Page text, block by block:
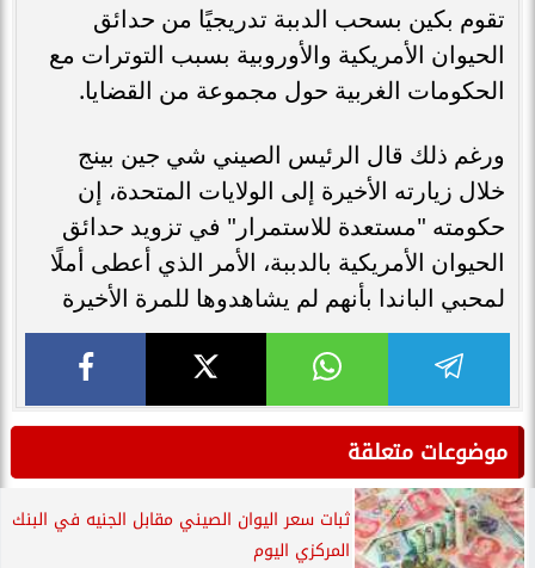
تقوم بكين بسحب الدببة تدريجيًا من حدائق
الحيوان الأمريكية والأوروبية بسبب التوترات مع
الحكومات الغربية حول مجموعة من القضايا.
ورغم ذلك قال الرئيس الصيني شي جين بينج
خلال زيارته الأخيرة إلى الولايات المتحدة، إن
حكومته "مستعدة للاستمرار" في تزويد حدائق
الحيوان الأمريكية بالدببة، الأمر الذي أعطى أملًا
لمحبي الباندا بأنهم لم يشاهدوها للمرة الأخيرة
موضوعات متعلقة
ثبات سعر اليوان الصيني مقابل الجنيه في البنك
المركزي اليوم